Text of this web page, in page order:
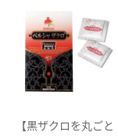
【無添加】ハツラツ